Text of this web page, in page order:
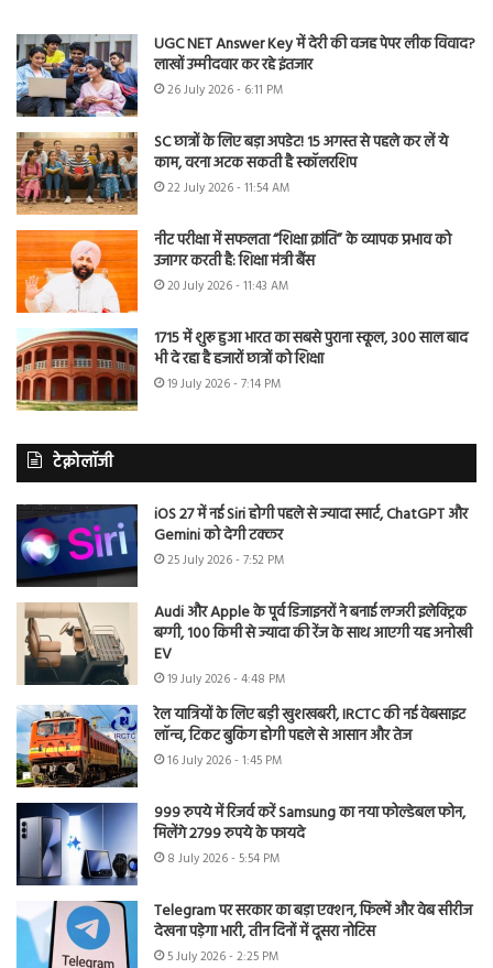
UGC NET Answer Key में देरी की वजह पेपर लीक विवाद?
लाखों उम्मीदवार कर रहे इंतजार
26 July 2026 - 6:11 PM
SC छात्रों के लिए बड़ा अपडेट! 15 अगस्त से पहले कर लें ये
काम, वरना अटक सकती है स्कॉलरशिप
22 July 2026 - 11:54 AM
नीट परीक्षा में सफलता “शिक्षा क्रांति” के व्यापक प्रभाव को
उजागर करती है: शिक्षा मंत्री बैंस
20 July 2026 - 11:43 AM
1715 में शुरू हुआ भारत का सबसे पुराना स्कूल, 300 साल बाद
भी दे रहा है हजारों छात्रों को शिक्षा
19 July 2026 - 7:14 PM
टेक्नोलॉजी
iOS 27 में नई Siri होगी पहले से ज्यादा स्मार्ट, ChatGPT और
Gemini को देगी टक्कर
25 July 2026 - 7:52 PM
Audi और Apple के पूर्व डिजाइनरों ने बनाई लग्जरी इलेक्ट्रिक
बग्गी, 100 किमी से ज्यादा की रेंज के साथ आएगी यह अनोखी
EV
19 July 2026 - 4:48 PM
रेल यात्रियों के लिए बड़ी खुशखबरी, IRCTC की नई वेबसाइट
लॉन्च, टिकट बुकिंग होगी पहले से आसान और तेज
16 July 2026 - 1:45 PM
999 रुपये में रिजर्व करें Samsung का नया फोल्डेबल फोन,
मिलेंगे 2799 रुपये के फायदे
8 July 2026 - 5:54 PM
Telegram पर सरकार का बड़ा एक्शन, फिल्में और वेब सीरीज
देखना पड़ेगा भारी, तीन दिनों में दूसरा नोटिस
5 July 2026 - 2:25 PM